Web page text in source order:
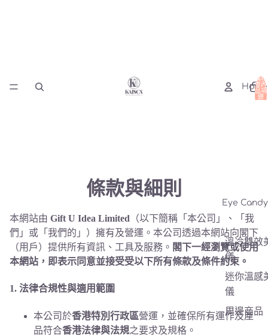
Home
Eye
溫冷雙效
儀
迷你溫感
儀
周邊商品
購物
車內
品項
總
條款與細則
本網站由 Gift U Idea Limited （以下簡稱「本公司」、「我
們」或「我們的」）擁有及營運。本公司透過本網站向閣下
（用戶）提供所有資訊、工具及服務。 閣下一經瀏覽或使用
本網站，即表示同意並接受受以下所有條款及條件約束。
1. 法律合規性與適用範圍
本公司於香港特別行政區營運，並確保所有運作及產
品符合香港法律與法規之要求及規格。